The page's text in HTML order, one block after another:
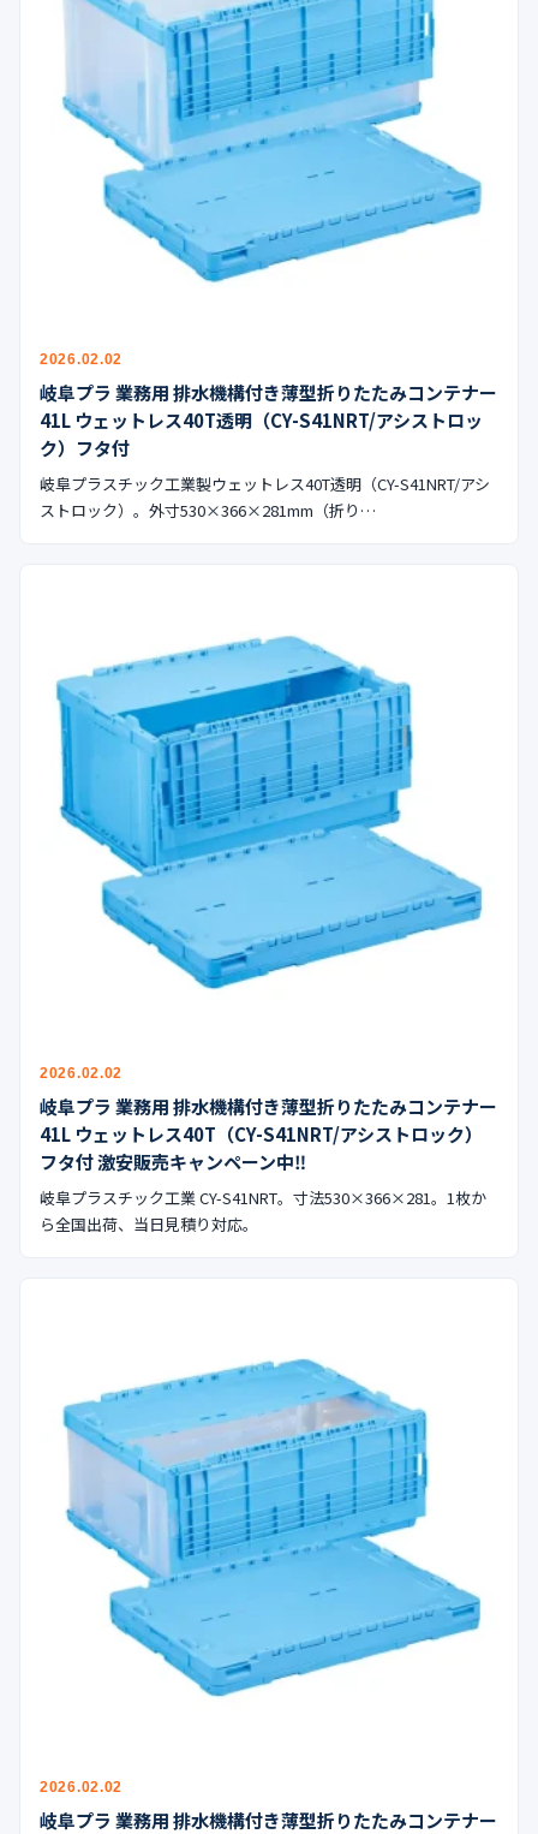
2026.02.02
岐阜プラ 業務用 排水機構付き薄型折りたたみコンテナー
41L ウェットレス40T透明（CY-S41NRT/アシストロッ
ク）フタ付
岐阜プラスチック工業製ウェットレス40T透明（CY-S41NRT/アシ
ストロック）。外寸530×366×281mm（折り…
2026.02.02
岐阜プラ 業務用 排水機構付き薄型折りたたみコンテナー
41L ウェットレス40T（CY-S41NRT/アシストロック）
フタ付 激安販売キャンペーン中‼︎
岐阜プラスチック工業 CY-S41NRT。寸法530×366×281。1枚か
ら全国出荷、当日見積り対応。
2026.02.02
岐阜プラ 業務用 排水機構付き薄型折りたたみコンテナー